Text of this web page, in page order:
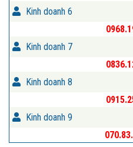
Kinh doanh 6
Kinh doanh 7
Kinh doanh 8
Kinh doanh 9